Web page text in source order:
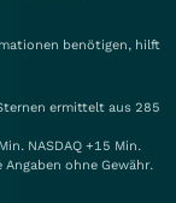
benötigen, hilft
ermittelt aus 285
NASDAQ +15 Min.
Angaben ohne Gewähr.